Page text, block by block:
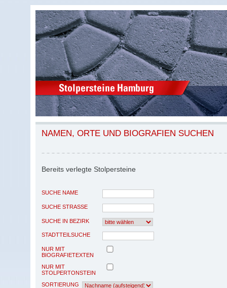
NAMEN, ORTE UND BIOGRAFIEN SUCHEN
Bereits verlegte Stolpersteine
SUCHE NAME
SUCHE STRASSE
SUCHE IN BEZIRK
STADTTEILSUCHE
NUR MIT
BIOGRAFIETEXTEN
NUR MIT
STOLPERTONSTEIN
SORTIERUNG